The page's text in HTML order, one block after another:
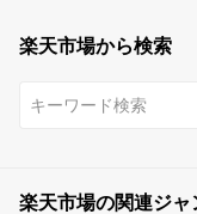
楽天市場から検索
楽天市場の関連ジャ